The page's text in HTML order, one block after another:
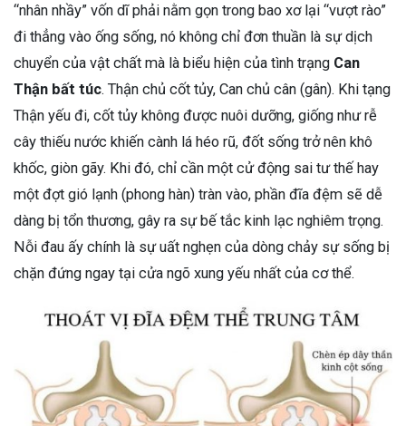
“nhân nhầy” vốn dĩ phải nằm gọn trong bao xơ lại “vượt rào”
đi thẳng vào ống sống, nó không chỉ đơn thuần là sự dịch
chuyển của vật chất mà là biểu hiện của tình trạng Can
Thận bất túc. Thận chủ cốt tủy, Can chủ cân (gân). Khi tạng
Thận yếu đi, cốt tủy không được nuôi dưỡng, giống như rễ
cây thiếu nước khiến cành lá héo rũ, đốt sống trở nên khô
khốc, giòn gãy. Khi đó, chỉ cần một cử động sai tư thế hay
một đợt gió lạnh (phong hàn) tràn vào, phần đĩa đệm sẽ dễ
dàng bị tổn thương, gây ra sự bế tắc kinh lạc nghiêm trọng.
Nỗi đau ấy chính là sự uất nghẹn của dòng chảy sự sống bị
chặn đứng ngay tại cửa ngõ xung yếu nhất của cơ thể.